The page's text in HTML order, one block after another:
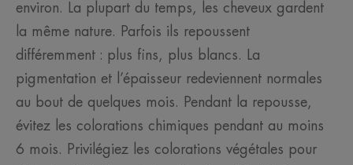
environ. La plupart du temps, les cheveux gardent
la même nature. Parfois ils repoussent
différemment : plus fins, plus blancs. La
pigmentation et l’épaisseur redeviennent normales
au bout de quelques mois. Pendant la repousse,
évitez les colorations chimiques pendant au moins
6 mois. Privilégiez les colorations végétales pour